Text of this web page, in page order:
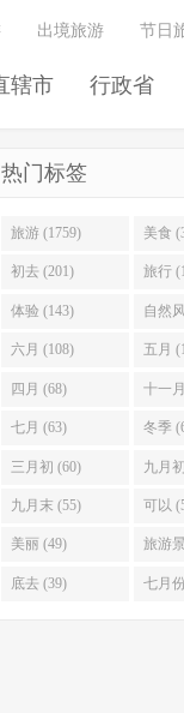
辖市 行政省
出境旅游 节日
热门标签
旅游 (1759) 美食
初去 (201) 旅行
体验 (143) 自然
六月 (108) 五月
四月 (68) 十一
七月 (63) 冬季
三月初 (60) 九月
九月末 (55) 可以
美丽 (49) 旅游
底去 (39) 七月